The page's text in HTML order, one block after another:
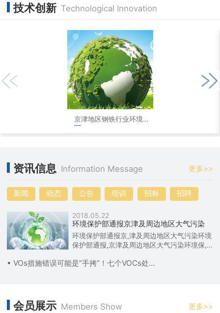
技术创新 Technological Innovation
京津地区钢铁行业环境评测
资讯信息 Information Message 更多>>
新闻 动态 公告 培训 招标 招聘
2018.05.22
环境保护部通报京津及周边地区大气污染
环境保护部通报京,津及周边地区大气污染环境
保护部通报,京津及周边地区大气污染环境保,
• VOs措施错误可能是”手拷“！七个VOCs处理乱象
会员展示 Members Show 更多>>